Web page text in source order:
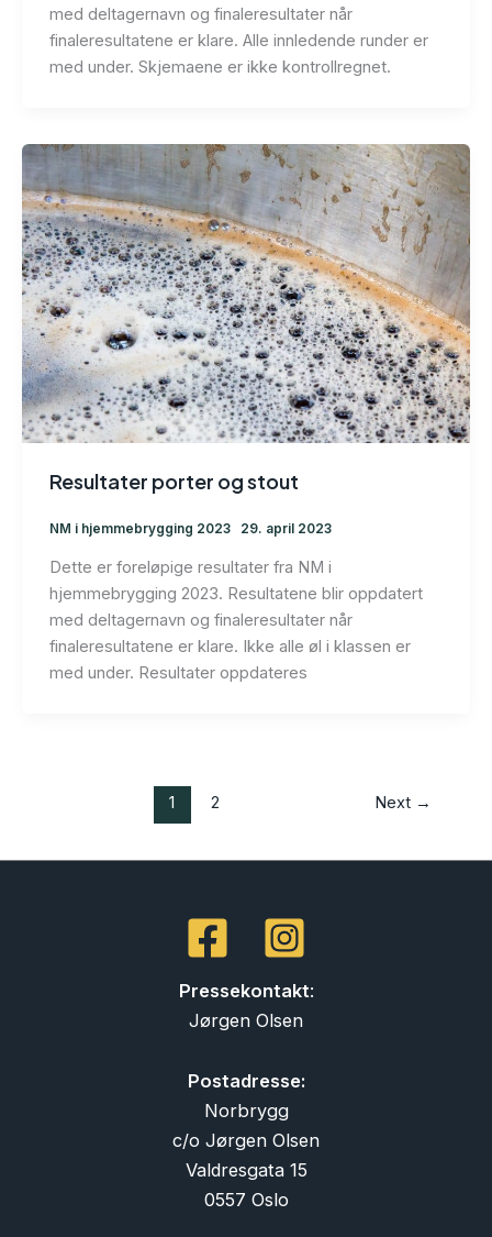
med deltagernavn og finaleresultater når
finaleresultatene er klare. Alle innledende runder er
med under. Skjemaene er ikke kontrollregnet.
Resultater porter og stout
NM i hjemmebrygging 2023 29. april 2023
Dette er foreløpige resultater fra NM i
hjemmebrygging 2023. Resultatene blir oppdatert
med deltagernavn og finaleresultater når
finaleresultatene er klare. Ikke alle øl i klassen er
med under. Resultater oppdateres
1 2 Next →
Pressekontakt:
Jørgen Olsen
Postadresse:
Norbrygg
c/o Jørgen Olsen
Valdresgata 15
0557 Oslo